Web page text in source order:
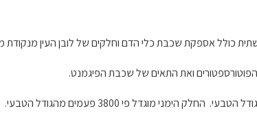
אספקת שכבת כלי הדם וחלקים של לובן העין מנקודת
ואת התאים של שכבת הפיגמנט.